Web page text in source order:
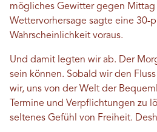
mögliches Gewitter gegen Mittag
Wettervorhersage sagte eine 30-
Wahrscheinlichkeit voraus.
Und damit legten wir ab. Der
sein können. Sobald wir den
wir, uns von der Welt der
Termine und Verpflichtungen zu
seltenes Gefühl von Freiheit.